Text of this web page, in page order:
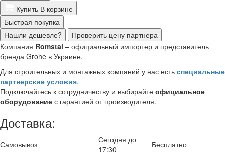
Купить В корзине
Быстрая покупка
Нашли дешевле?
Проверить цену партнера
Компания Romstal – официальный импортер и представитель
бренда Grohe в Украине.
Для строительных и монтажных компаний у нас есть специальные
партнерские условия.
Подключайтесь к сотрудничеству и выбирайте официальное
оборудование с гарантией от производителя.
Доставка:
Самовывоз
Сегодня до
17:30
Бесплатно